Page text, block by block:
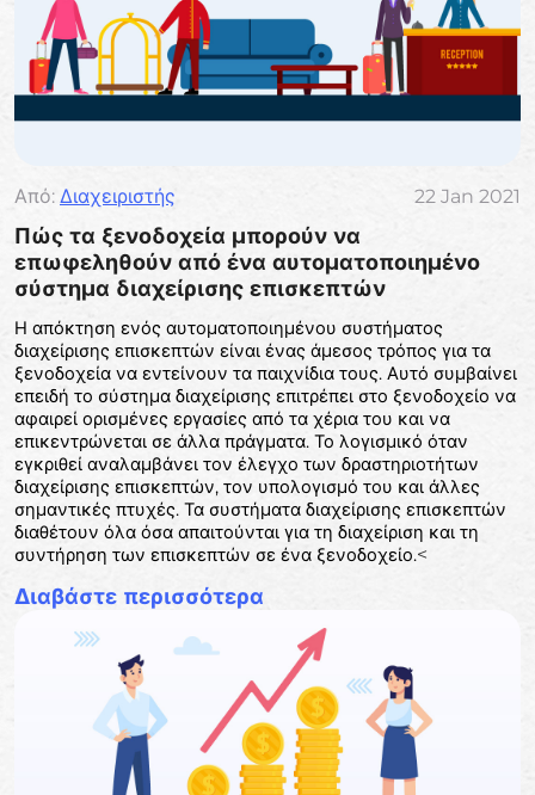
Από: Διαχειριστής 22 Jan 2021
Πώς τα ξενοδοχεία μπορούν να
επωφεληθούν από ένα αυτοματοποιημένο
σύστημα διαχείρισης επισκεπτών
Η απόκτηση ενός αυτοματοποιημένου συστήματος
διαχείρισης επισκεπτών είναι ένας άμεσος τρόπος για τα
ξενοδοχεία να εντείνουν τα παιχνίδια τους. Αυτό συμβαίνει
επειδή το σύστημα διαχείρισης επιτρέπει στο ξενοδοχείο να
αφαιρεί ορισμένες εργασίες από τα χέρια του και να
επικεντρώνεται σε άλλα πράγματα. Το λογισμικό όταν
εγκριθεί αναλαμβάνει τον έλεγχο των δραστηριοτήτων
διαχείρισης επισκεπτών, τον υπολογισμό του και άλλες
σημαντικές πτυχές. Τα συστήματα διαχείρισης επισκεπτών
διαθέτουν όλα όσα απαιτούνται για τη διαχείριση και τη
συντήρηση των επισκεπτών σε ένα ξενοδοχείο.<
Διαβάστε περισσότερα